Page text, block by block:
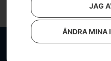
JAG
ÄNDRA MINA